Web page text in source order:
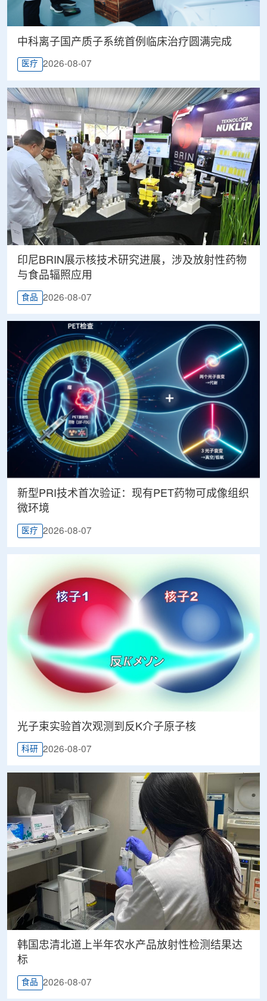
中科离子国产质子系统首例临床治疗圆满完成
医疗 2026-08-07
印尼BRIN展示核技术研究进展，涉及放射性药物
与食品辐照应用
食品 2026-08-07
新型PRI技术首次验证：现有PET药物可成像组织
微环境
医疗 2026-08-07
光子束实验首次观测到反K介子原子核
科研 2026-08-07
韩国忠清北道上半年农水产品放射性检测结果达
标
食品 2026-08-07